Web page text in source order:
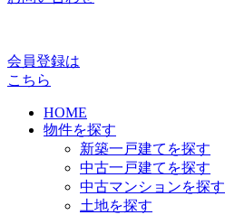
会員登録は
こちら
HOME
物件を探す
新築一戸建てを探す
中古一戸建てを探す
中古マンションを探す
土地を探す